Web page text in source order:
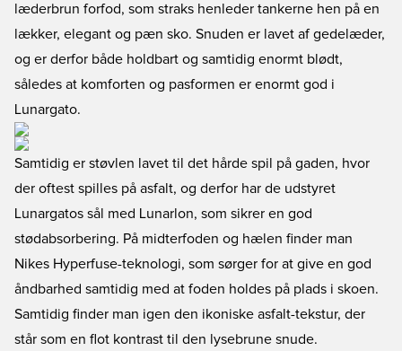
læderbrun forfod, som straks henleder tankerne hen på en
lækker, elegant og pæn sko. Snuden er lavet af gedelæder,
og er derfor både holdbart og samtidig enormt blødt,
således at komforten og pasformen er enormt god i
Lunargato.
Samtidig er støvlen lavet til det hårde spil på gaden, hvor
der oftest spilles på asfalt, og derfor har de udstyret
Lunargatos sål med Lunarlon, som sikrer en god
stødabsorbering. På midterfoden og hælen finder man
Nikes Hyperfuse-teknologi, som sørger for at give en god
åndbarhed samtidig med at foden holdes på plads i skoen.
Samtidig finder man igen den ikoniske asfalt-tekstur, der
står som en flot kontrast til den lysebrune snude.